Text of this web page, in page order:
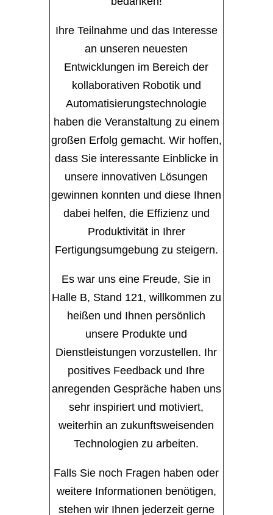
Ihre Teilnahme und das Interesse
an unseren neuesten
Entwicklungen im Bereich der
kollaborativen Robotik und
Automatisierungstechnologie
haben die Veranstaltung zu einem
großen Erfolg gemacht. Wir hoffen,
dass Sie interessante Einblicke in
unsere innovativen Lösungen
gewinnen konnten und diese Ihnen
dabei helfen, die Effizienz und
Produktivität in Ihrer
Fertigungsumgebung zu steigern.
Es war uns eine Freude, Sie in
Halle B, Stand 121, willkommen zu
heißen und Ihnen persönlich
unsere Produkte und
Dienstleistungen vorzustellen. Ihr
positives Feedback und Ihre
anregenden Gespräche haben uns
sehr inspiriert und motiviert,
weiterhin an zukunftsweisenden
Technologien zu arbeiten.
Falls Sie noch Fragen haben oder
weitere Informationen benötigen,
stehen wir Ihnen jederzeit gerne